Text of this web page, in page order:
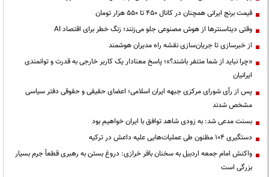
قیمت‌ برنج ایرانی همچنان در کانال ۴۵۰ تا ۵۵۰ هزار تومان
وقتی دیتاسنترها از هوش مصنوعی جلو می‌زنند؛ زنگ خطر برای اقتصاد AI
از خبرسازی تا جریان‌سازی نقشه راه مدیران هوشمند
«چرا نباید از شما متنفر باشند؟»؛ پاسخ معنادار یک کاربر خارجی به قدرت و توانمندی
ایرانیان
پس از رأی شورای مرکزی جبهه ایران اسلامی؛ اعضای حقیقی و حقوقی دفتر سیاسی
مشخص شدند
بسنت مدعی شد: به زودی شاهد توافق با ایران خواهیم بود
دستگیری ۱۰۴ مظنون طی عملیات‌هایی علیه داعش در ترکیه
واکنش امام جمعه اردبیل به سخنان باقر خرازی: دروغ بستن به رهبری قطعاً جرم بسیار
بزرگی است